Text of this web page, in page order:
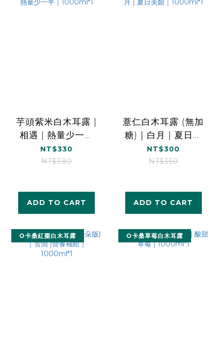
芋頭紫米白木耳露 |
相遇 | 熱量少一半
｜1000ml*1
NT$330
NT$380
ADD TO CART
薏仁白木耳露 (無加
糖)｜白月 | 夏日美
顏｜1000ml*1
NT$300
NT$350
ADD TO CART
O卡桑紅棗白木耳露 O卡桑草莓白木耳露